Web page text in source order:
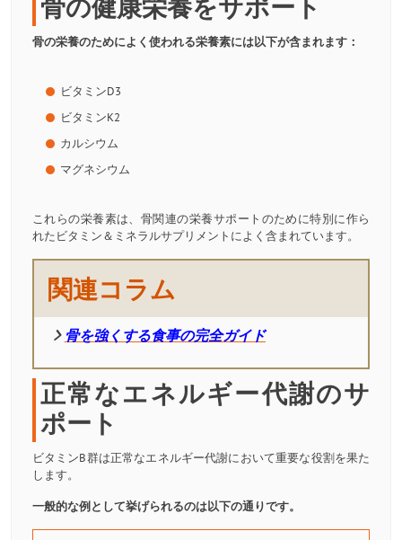
骨の健康栄養をサポート
骨の栄養のためによく使われる栄養素には以下が含まれます：
ビタミンD3
ビタミンK2
カルシウム
マグネシウム
これらの栄養素は、骨関連の栄養サポートのために特別に作ら
れたビタミン＆ミネラルサプリメントによく含まれています。
関連コラム
骨を強くする食事の完全ガイド
正常なエネルギー代謝のサ
ポート
ビタミンB群は正常なエネルギー代謝において重要な役割を果た
します。
一般的な例として挙げられるのは以下の通りです。